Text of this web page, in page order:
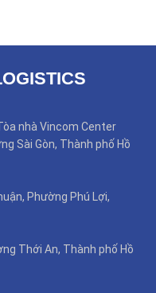
nhà Vincom Center
Sài Gòn, Thành phố Hồ
Phường Phú Lợi,
Thới An, Thành phố Hồ